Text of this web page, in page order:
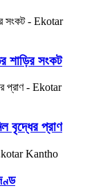
শাড়ির সংকট
বৃদ্ধের প্রাণ